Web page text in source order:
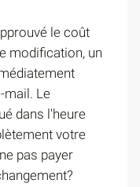
le coût
modification, un
mail. Le
dans l'heure
votre
pas payer